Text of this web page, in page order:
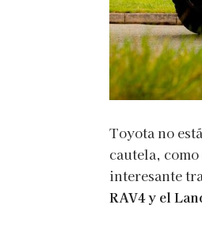
Toyota no
cautela,
interesante
RAV4 y el